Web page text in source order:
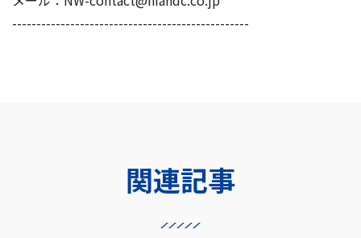
-------------------------------------------------
関連記事